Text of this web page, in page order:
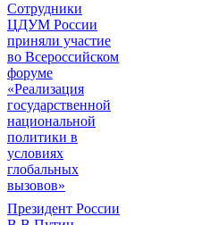
Сотрудники
ЦДУМ России
приняли участие
во Всероссийском
форуме
«Реализация
государственной
национальной
политики в
условиях
глобальных
вызовов»
Президент России